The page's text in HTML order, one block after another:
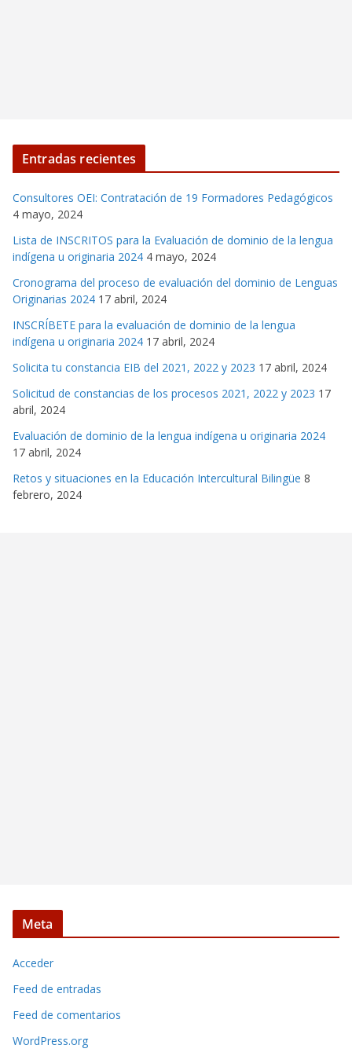
Entradas recientes
Consultores OEI: Contratación de 19 Formadores Pedagógicos
4 mayo, 2024
Lista de INSCRITOS para la Evaluación de dominio de la lengua
indígena u originaria 2024 4 mayo, 2024
Cronograma del proceso de evaluación del dominio de Lenguas
Originarias 2024 17 abril, 2024
INSCRÍBETE para la evaluación de dominio de la lengua
indígena u originaria 2024 17 abril, 2024
Solicita tu constancia EIB del 2021, 2022 y 2023 17 abril, 2024
Solicitud de constancias de los procesos 2021, 2022 y 2023 17
abril, 2024
Evaluación de dominio de la lengua indígena u originaria 2024
17 abril, 2024
Retos y situaciones en la Educación Intercultural Bilingüe 8
febrero, 2024
Meta
Acceder
Feed de entradas
Feed de comentarios
WordPress.org